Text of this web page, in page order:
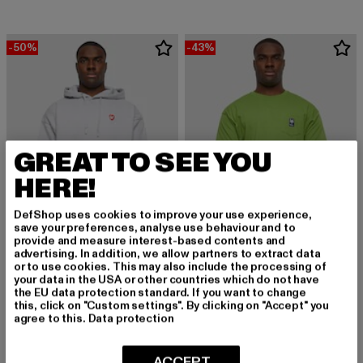
-50%
ZOO YORK
Apple
35,00 EUR
Derzeitiger Preis: 35,00 EUR
69,99 EURAktionspreis: 69,99 EUR
-43%
ZOO YORK
Initial Pocket
17,09 EUR
Derzeitiger Preis: 17,09 EUR
29,99 EURAktionspreis:
GREAT TO SEE YOU
HERE!
DefShop uses cookies to improve your use experience,
save your preferences, analyse use behaviour and to
provide and measure interest-based contents and
advertising. In addition, we allow partners to extract data
or to use cookies. This may also include the processing of
your data in the USA or other countries which do not have
the EU data protection standard. If you want to change
this, click on "Custom settings". By clicking on "Accept" you
agree to this. Data protection